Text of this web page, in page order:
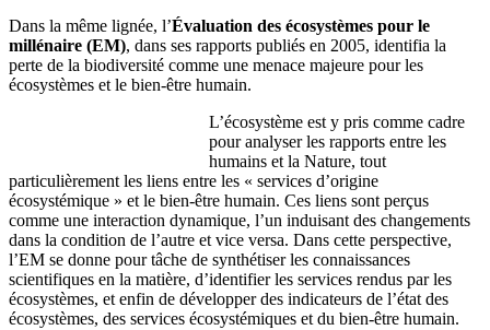
Dans la même lignée, l’Évaluation des écosystèmes pour le
millénaire (EM), dans ses rapports publiés en 2005, identifia la
perte de la biodiversité comme une menace majeure pour les
écosystèmes et le bien-être humain.
L’écosystème est y pris comme cadre
pour analyser les rapports entre les
humains et la Nature, tout
particulièrement les liens entre les « services d’origine
écosystémique » et le bien-être humain. Ces liens sont perçus
comme une interaction dynamique, l’un induisant des changements
dans la condition de l’autre et vice versa. Dans cette perspective,
l’EM se donne pour tâche de synthétiser les connaissances
scientifiques en la matière, d’identifier les services rendus par les
écosystèmes, et enfin de développer des indicateurs de l’état des
écosystèmes, des services écosystémiques et du bien-être humain.